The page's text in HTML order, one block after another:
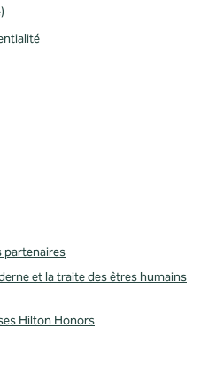
partenaires
et la traite des êtres humains
Hilton Honors